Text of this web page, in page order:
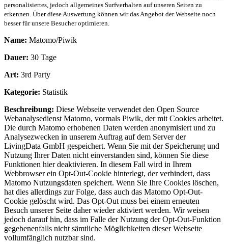
personalisiertes, jedoch allgemeines Surfverhalten auf unseren Seiten zu
erkennen. Über diese Auswertung können wir das Angebot der Webseite noch
besser für unsere Besucher optimieren.
Name: Matomo/Piwik
Dauer: 30 Tage
Art: 3rd Party
Kategorie: Statistik
Beschreibung: Diese Webseite verwendet den Open Source
Webanalysedienst Matomo, vormals Piwik, der mit Cookies arbeitet.
Die durch Matomo erhobenen Daten werden anonymisiert und zu
Analysezwecken in unserem Auftrag auf dem Server der
LivingData GmbH gespeichert. Wenn Sie mit der Speicherung und
Nutzung Ihrer Daten nicht einverstanden sind, können Sie diese
Funktionen hier deaktivieren. In diesem Fall wird in Ihrem
Webbrowser ein Opt-Out-Cookie hinterlegt, der verhindert, dass
Matomo Nutzungsdaten speichert. Wenn Sie Ihre Cookies löschen,
hat dies allerdings zur Folge, dass auch das Matomo Opt-Out-
Cookie gelöscht wird. Das Opt-Out muss bei einem erneuten
Besuch unserer Seite daher wieder aktiviert werden. Wir weisen
jedoch darauf hin, dass im Falle der Nutzung der Opt-Out-Funktion
gegebenenfalls nicht sämtliche Möglichkeiten dieser Webseite
vollumfänglich nutzbar sind.